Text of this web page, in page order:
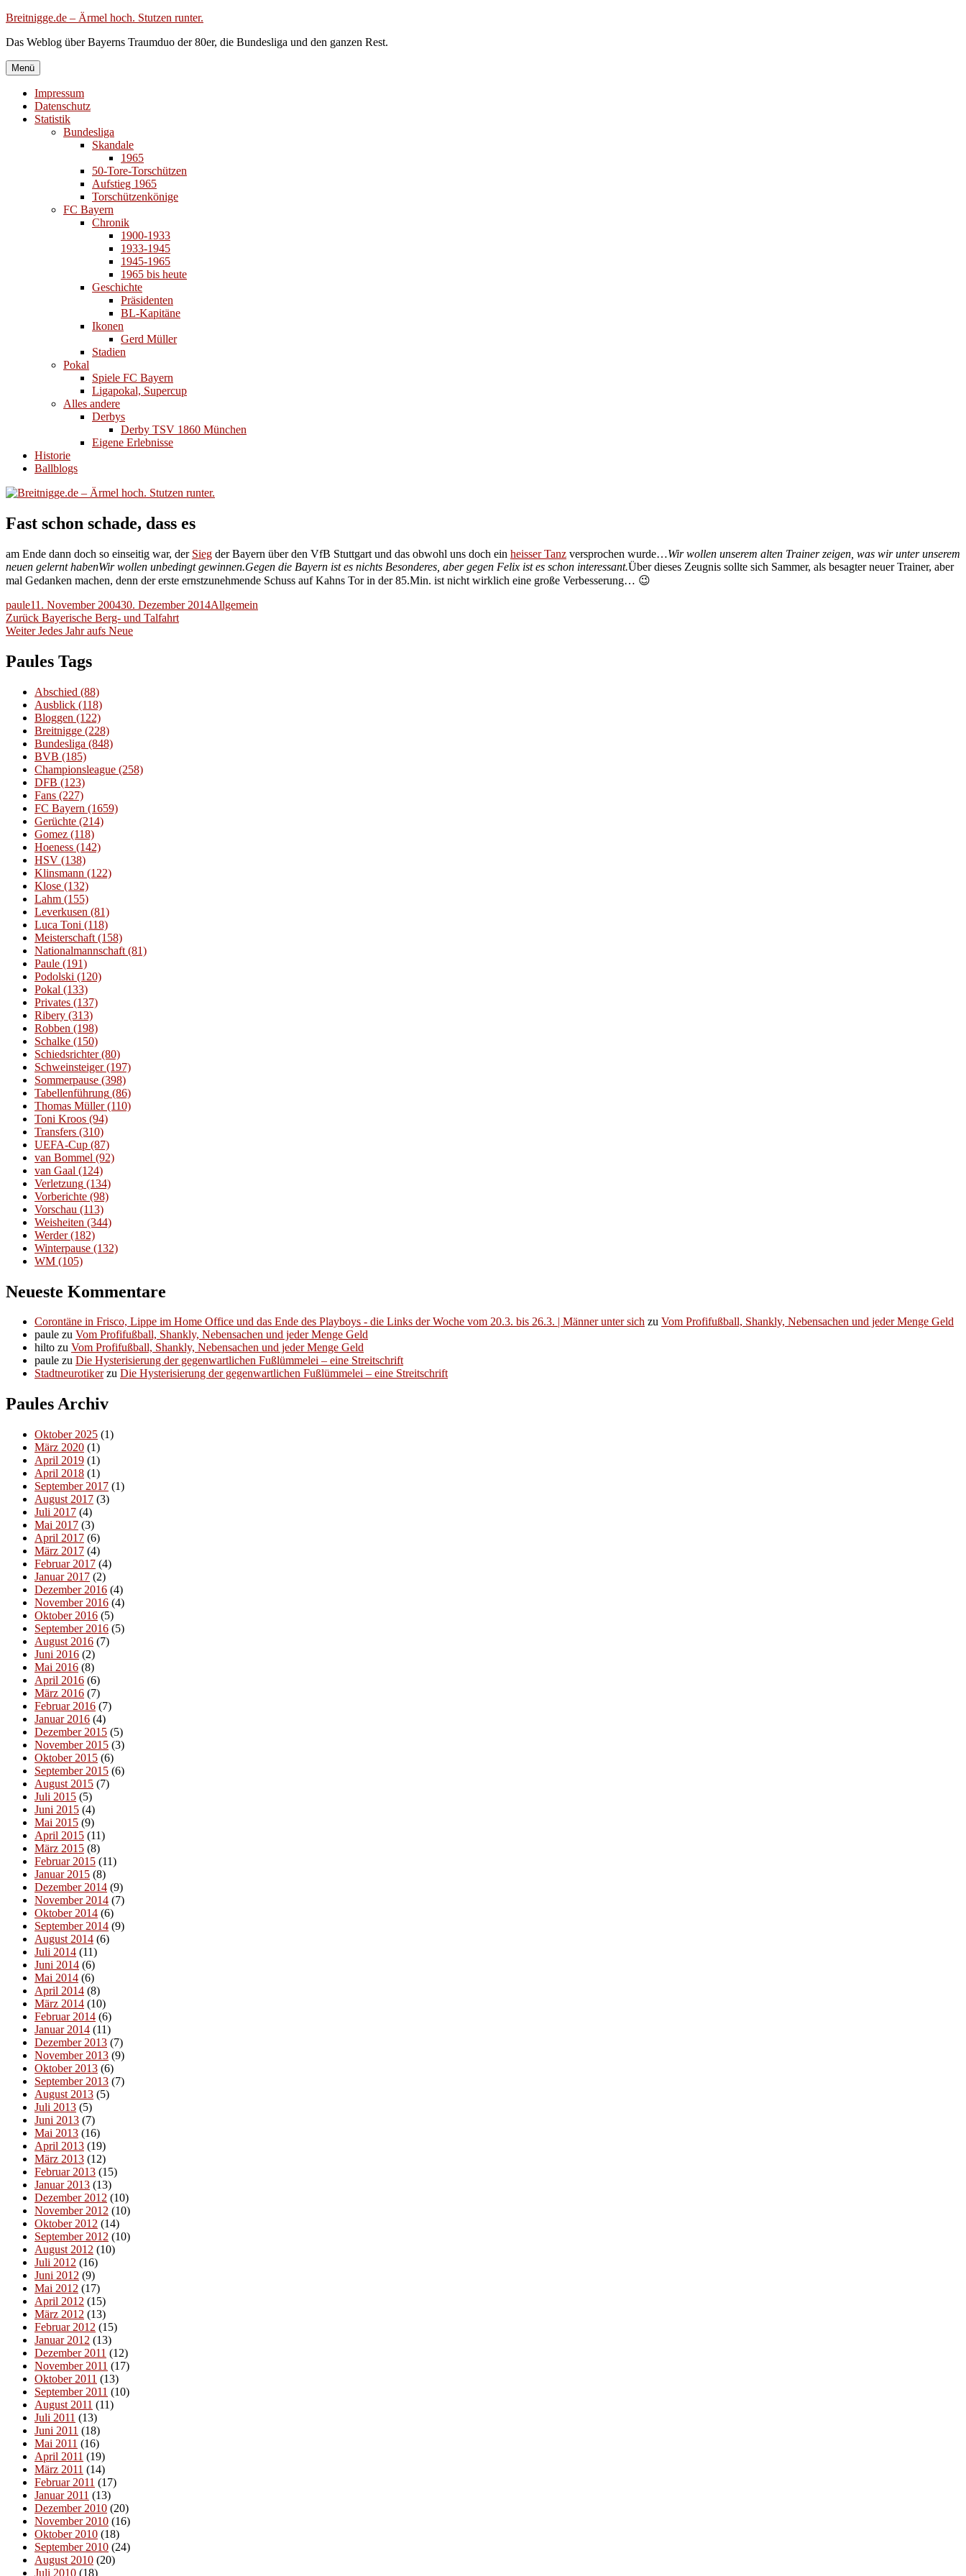
Zum
springen
Breitnigge.de – Ärmel hoch. Stutzen runter.
Das Weblog über Bayerns Traumduo der 80er, die Bundesliga und den ganzen Rest.
Menü
Impressum
Datenschutz
Statistik
Bundesliga
Skandale
1965
50-Tore-Torschützen
Aufstieg 1965
Torschützenkönige
FC Bayern
Chronik
1900-1933
1933-1945
1945-1965
1965 bis heute
Geschichte
Präsidenten
BL-Kapitäne
Ikonen
Gerd Müller
Stadien
Pokal
Spiele FC Bayern
Ligapokal, Supercup
Alles andere
Derbys
Derby TSV 1860 München
Eigene Erlebnisse
Historie
Ballblogs
Fast schon schade, dass es
am Ende dann doch so einseitig war, der Sieg der Bayern über den VfB Stuttgart und das obwohl uns doch ein heisser Tanz versprochen wurde…Wir wollen unserem alten Trainer zeigen, was wir unter unserem
neuen gelernt habenWir wollen unbedingt gewinnen.Gegen die Bayern ist es nichts Besonderes, aber gegen Felix ist es schon interessant.Über dieses Zeugnis sollte sich Sammer, als besagter neuer Trainer, aber
mal Gedanken machen, denn der erste ernstzunehmende Schuss auf Kahns Tor in der 85.Min. ist nicht wirklich eine große Verbesserung… 😉
Autor
pauleVeröffentlicht
am
11. November 200430. Dezember 2014Kategorien
Allgemein
Beitragsnavigation
Zurück Vorheriger
Beitrag:
Bayerische Berg- und Talfahrt
Weiter Nächster
Jedes Jahr aufs Neue
Paules Tags
Abschied (88)
Ausblick (118)
Bloggen (122)
Breitnigge (228)
Bundesliga (848)
BVB (185)
Championsleague (258)
DFB (123)
Fans (227)
FC Bayern (1659)
Gerüchte (214)
Gomez (118)
Hoeness (142)
HSV (138)
Klinsmann (122)
Klose (132)
Lahm (155)
Leverkusen (81)
Luca Toni (118)
Meisterschaft (158)
Nationalmannschaft (81)
Paule (191)
Podolski (120)
Pokal (133)
Privates (137)
Ribery (313)
Robben (198)
Schalke (150)
Schiedsrichter(80)
Schweinsteiger(197)
Sommerpause (398)
Tabellenführung (86)
Thomas Müller(110)
Toni Kroos (94)
Transfers (310)
UEFA-Cup (87)
van Bommel (92)
van Gaal (124)
Verletzung (134)
Vorberichte (98)
Vorschau (113)
Weisheiten (344)
Werder(182)
Winterpause (132)
WM (105)
Neueste Kommentare
Corontäne in Frisco, Lippe im Home Office und das Ende des Playboys - die Links der Woche vom 20.3. bis 26.3. | Männer unter sich zu Vom Profifußball, Shankly, Nebensachen und jeder Menge Geld
paule zu Vom Profifußball, Shankly, Nebensachen und jeder Menge Geld
hilto zu Vom Profifußball, Shankly, Nebensachen und jeder Menge Geld
paule zu Die Hysterisierung der gegenwartlichen Fußlümmelei – eine Streitschrift
Stadtneurotikerzu Die Hysterisierung der gegenwartlichen Fußlümmelei – eine Streitschrift
Paules Archiv
Oktober 2025 (1)
März 2020 (1)
April 2019 (1)
April 2018 (1)
September 2017 (1)
August 2017 (3)
Juli 2017 (4)
Mai 2017 (3)
April 2017 (6)
März 2017 (4)
Februar 2017 (4)
Januar 2017 (2)
Dezember 2016 (4)
November 2016 (4)
Oktober 2016 (5)
September 2016 (5)
August 2016 (7)
Juni 2016 (2)
Mai 2016 (8)
April 2016 (6)
März 2016 (7)
Februar 2016 (7)
Januar 2016 (4)
Dezember 2015 (5)
November 2015 (3)
Oktober 2015 (6)
September 2015 (6)
August 2015 (7)
Juli 2015 (5)
Juni 2015 (4)
Mai 2015 (9)
April 2015 (11)
März 2015 (8)
Februar 2015 (11)
Januar 2015 (8)
Dezember 2014 (9)
November 2014 (7)
Oktober 2014 (6)
September 2014 (9)
August 2014 (6)
Juli 2014 (11)
Juni 2014 (6)
Mai 2014 (6)
April 2014 (8)
März 2014 (10)
Februar 2014 (6)
Januar 2014 (11)
Dezember 2013 (7)
November 2013 (9)
Oktober 2013 (6)
September 2013 (7)
August 2013 (5)
Juli 2013 (5)
Juni 2013 (7)
Mai 2013 (16)
April 2013 (19)
März 2013 (12)
Februar 2013 (15)
Januar 2013 (13)
Dezember 2012 (10)
November 2012 (10)
Oktober 2012 (14)
September 2012 (10)
August 2012 (10)
Juli 2012 (16)
Juni 2012 (9)
Mai 2012 (17)
April 2012 (15)
März 2012 (13)
Februar 2012 (15)
Januar 2012 (13)
Dezember 2011 (12)
November 2011 (17)
Oktober 2011 (13)
September 2011 (10)
August 2011 (11)
Juli 2011 (13)
Juni 2011 (18)
Mai 2011 (16)
April 2011 (19)
März 2011 (14)
Februar 2011 (17)
Januar 2011 (13)
Dezember 2010 (20)
November 2010 (16)
Oktober 2010 (18)
September 2010 (24)
August 2010 (20)
Juli 2010 (18)